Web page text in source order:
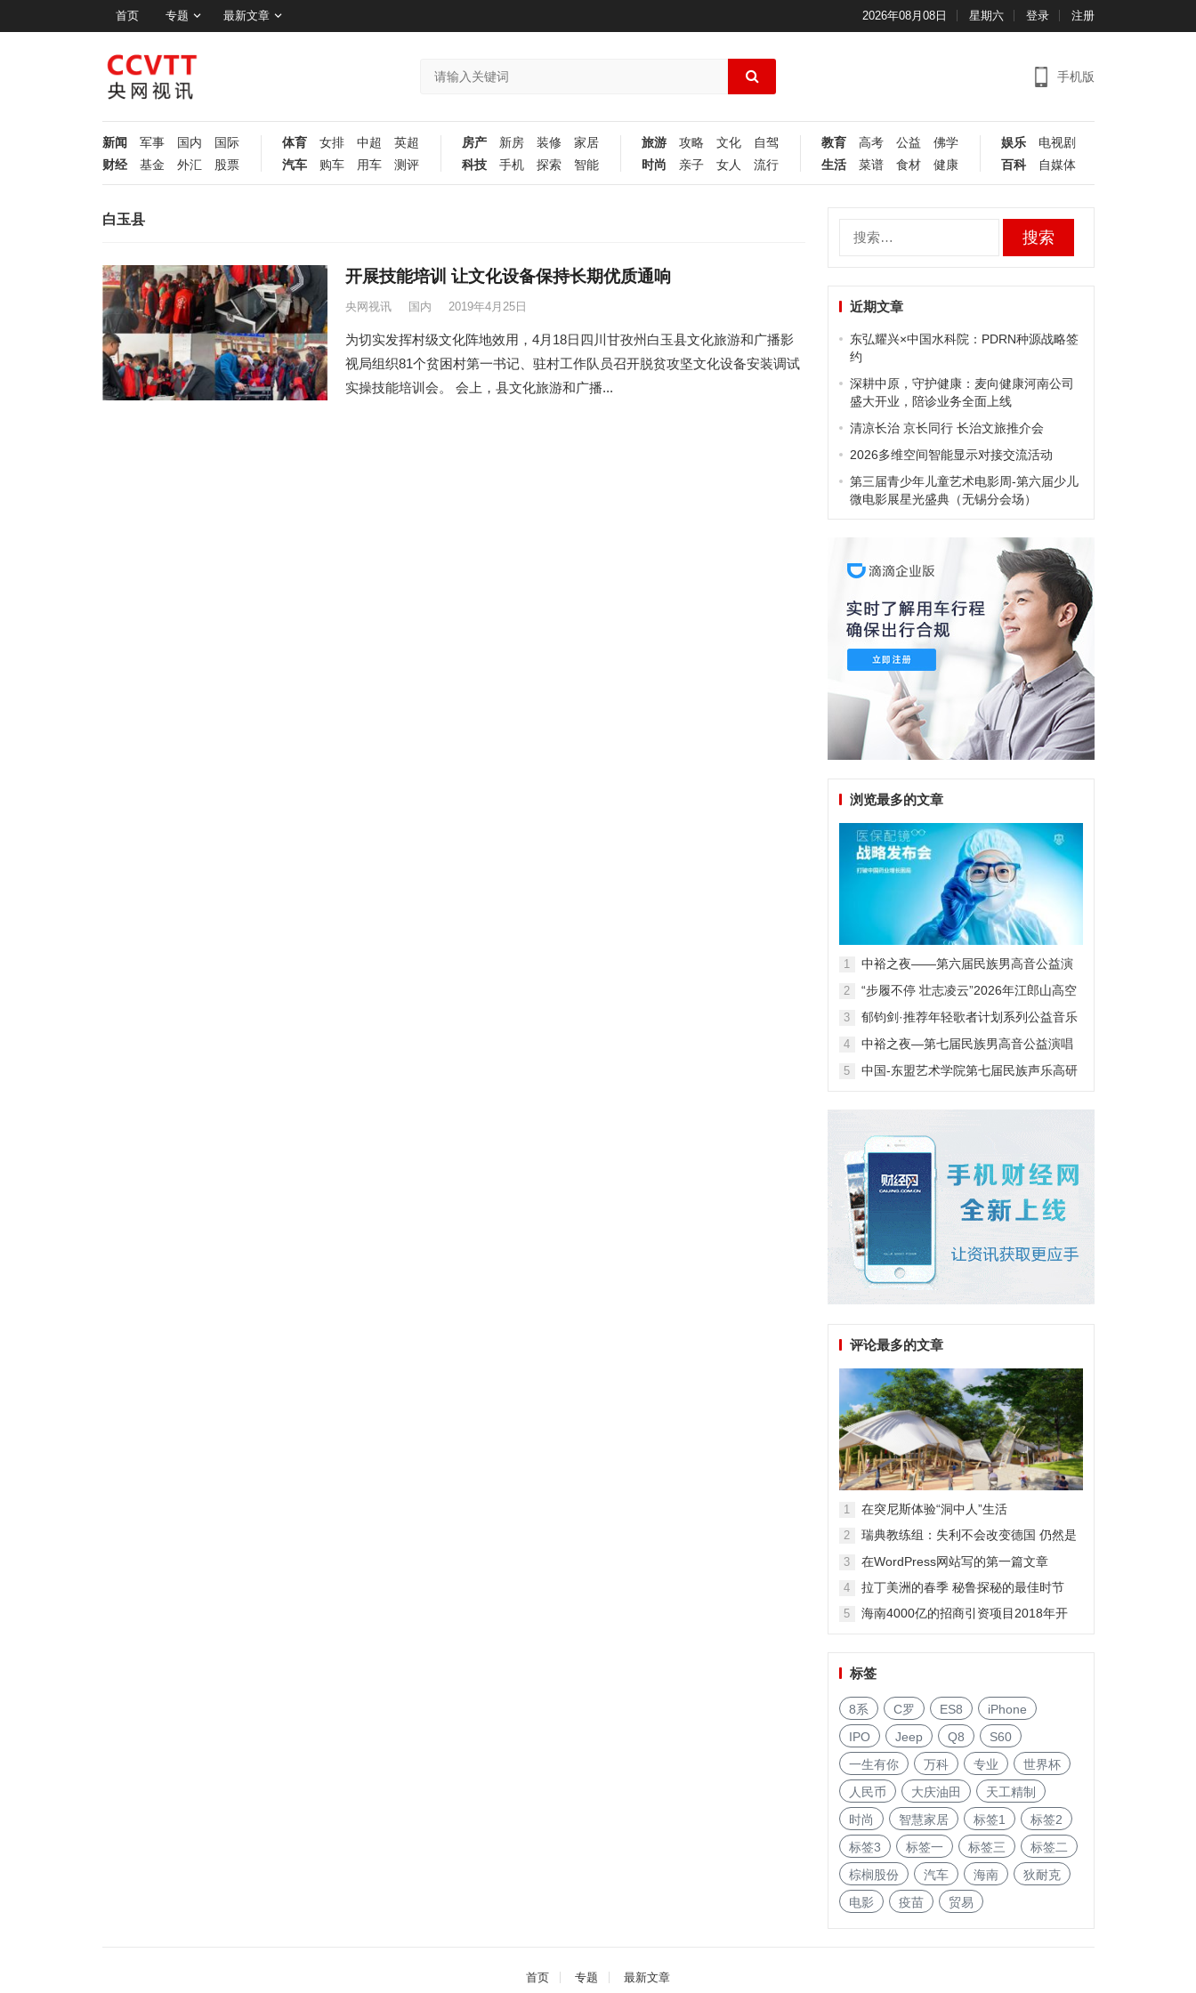
首页 专题 最新文章 2026年08月08日 星期六 登录 注册
手机版
新闻 军事 国内
国际
财经
基金 外汇 股票
体育 女排 中超
英超
汽车
购车 用车 测评
房产 新房 装修
家居
科技
手机 探索 智能
旅游 攻略 文化
自驾
时尚
亲子 女人 流行
教育 高考 公益
佛学
生活
菜谱 食材 健康
娱乐
电视剧
百科
自媒体
白玉县
开展技能培训 让文化设备保持长期优质通响
央网视讯 国内 2019年4月25日
为切实发挥村级文化阵地效用，4月18日四川甘孜州白玉县文化旅游和广播影
视局组织81个贫困村第一书记、驻村工作队员召开脱贫攻坚文化设备安装调试
实操技能培训会。 会上，县文化旅游和广播...
近期文章
东弘耀兴×中国水科院：PDRN种源战略签
约
深耕中原，守护健康：麦向健康河南公司
盛大开业，陪诊业务全面上线
清凉长治 京长同行 长治文旅推介会
2026多维空间智能显示对接交流活动
第三届青少年儿童艺术电影周-第六届少儿
微电影展星光盛典（无锡分会场）
浏览最多的文章
1
中裕之夜——第六届民族男高音公益演
2
“步履不停 壮志凌云”2026年江郎山高空
3
郁钧剑·推荐年轻歌者计划系列公益音乐
4
中裕之夜—第七届民族男高音公益演唱
5
中国-东盟艺术学院第七届民族声乐高研
评论最多的文章
1 在突尼斯体验“洞中人”生活
2
瑞典教练组：失利不会改变德国 仍然是
3 在WordPress网站写的第一篇文章
4 拉丁美洲的春季 秘鲁探秘的最佳时节
5
海南4000亿的招商引资项目2018年开
标签
8系 C罗 ES8
iPhone
IPO
Jeep Q8
S60
一生有你
万科 专业
世界杯
人民币
大庆油田
天工精制
时尚
智慧家居 标签1
标签2
标签3
标签一 标签三
标签二
棕榈股份
汽车 海南
狄耐克
电影
疫苗 贸易
首页 专题 最新文章